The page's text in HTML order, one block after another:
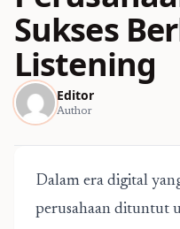
Sukses
Listening
Editor
Author
Dalam era digital
perusahaan dituntut